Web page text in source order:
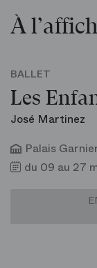
À
BALLET
Les
José Martinez
Palais
du 09 au 27